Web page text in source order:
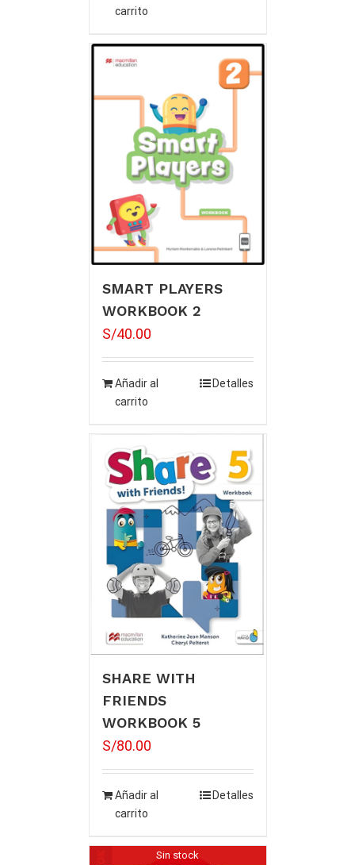
carrito
SMART PLAYERS
WORKBOOK 2
S/40.00
Añadir al
carrito
Detalles
SHARE WITH
FRIENDS
WORKBOOK 5
S/80.00
Añadir al
carrito
Detalles
Sin stock